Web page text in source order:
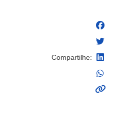
Compartilhe: